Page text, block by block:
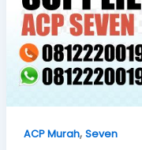
ACP Murah, Seven